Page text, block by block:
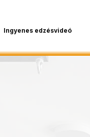
Ingyenes edzésvideó